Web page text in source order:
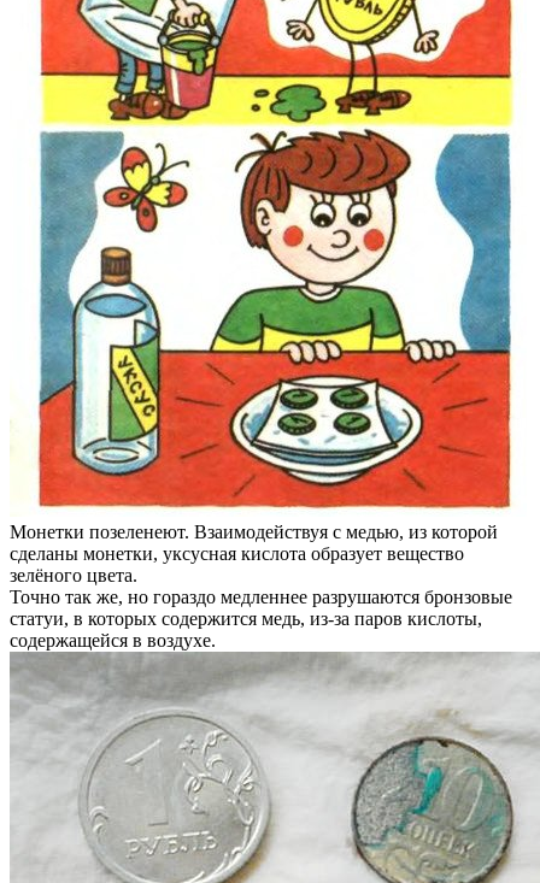
Монетки позеленеют. Взаимодействуя с медью, из которой
сделаны монетки, уксусная кислота образует вещество
зелёного цвета.
Точно так же, но гораздо медленнее разрушаются бронзовые
статуи, в которых содержится медь, из-за паров кислоты,
содержащейся в воздухе.